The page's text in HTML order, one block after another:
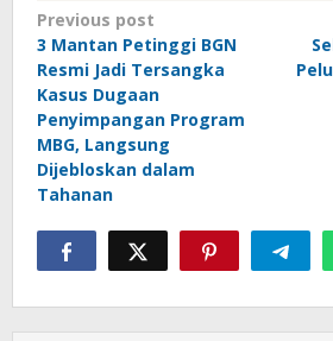
Post
navigation
Previous post
3 Mantan Petinggi BGN
Resmi Jadi Tersangka
Kasus Dugaan
Penyimpangan Program
MBG, Langsung
Dijebloskan dalam
Tahanan